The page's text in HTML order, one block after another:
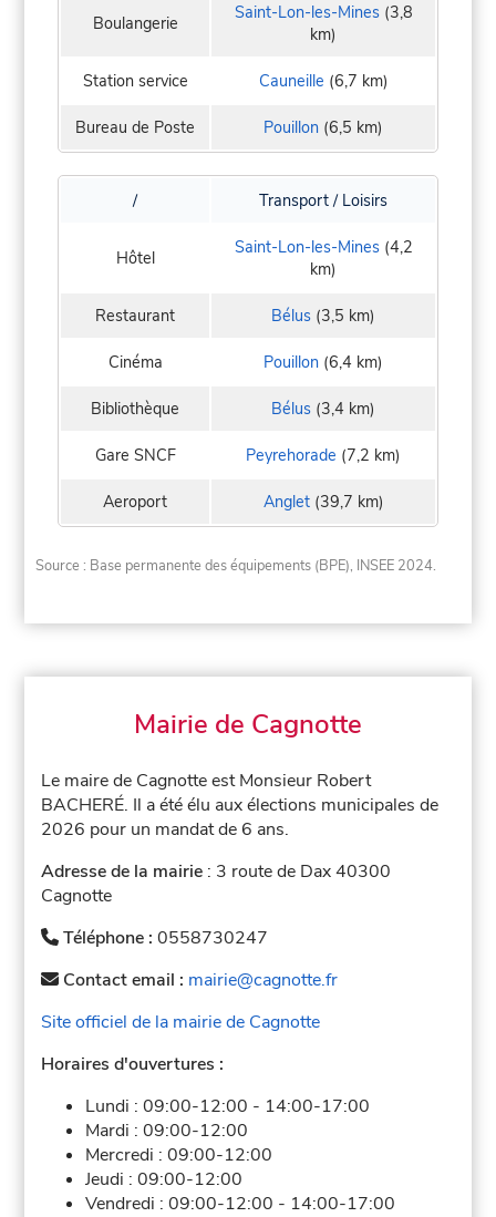
Boulangerie Saint-Lon-les-Mines(3,8
km)
Station service Cauneille (6,7 km)
Bureau de Poste Pouillon (6,5 km)
/ Transport / Loisirs
Hôtel Saint-Lon-les-Mines(4,2
km)
Restaurant Bélus (3,5 km)
Cinéma Pouillon (6,4 km)
Bibliothèque Bélus (3,4 km)
Gare SNCF Peyrehorade (7,2 km)
Aeroport Anglet(39,7 km)
Source : Base permanente des équipements (BPE), INSEE 2024.
Mairie de Cagnotte
Le maire de Cagnotte est Monsieur Robert
BACHERÉ. Il a été élu aux élections municipales de
2026 pour un mandat de 6 ans.
Adresse de la mairie : 3 route de Dax 40300
Cagnotte
Téléphone :0558730247
Contact email : mairie@cagnotte.fr
Site officiel de la mairie de Cagnotte
Horaires d'ouvertures :
Lundi :09:00-12:00 - 14:00-17:00
Mardi :09:00-12:00
Mercredi :09:00-12:00
Jeudi :09:00-12:00
Vendredi :09:00-12:00 - 14:00-17:00